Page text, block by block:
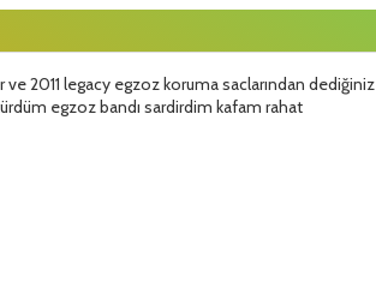
2011 legacy egzoz koruma saclarından dediğiniz
egzoz bandı sardirdim kafam rahat